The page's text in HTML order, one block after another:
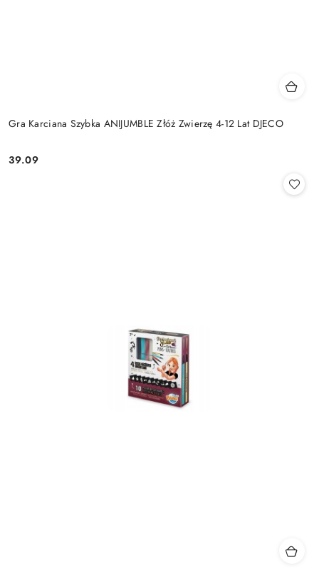
Gra Karciana Szybka ANIJUMBLE Złóż Zwierzę 4-12 Lat DJECO
Cena:
39.09